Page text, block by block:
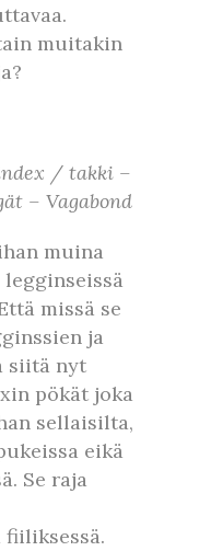
muitakin
/ takki –
– Vagabond
muina
missä se
ja
siitä nyt
pökät joka
sellaisilta,
eikä
Se raja
fiiliksessä.